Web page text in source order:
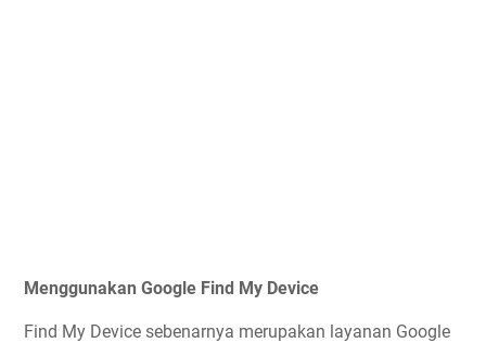
Menggunakan Google Find My Device
Find My Device sebenarnya merupakan layanan Google